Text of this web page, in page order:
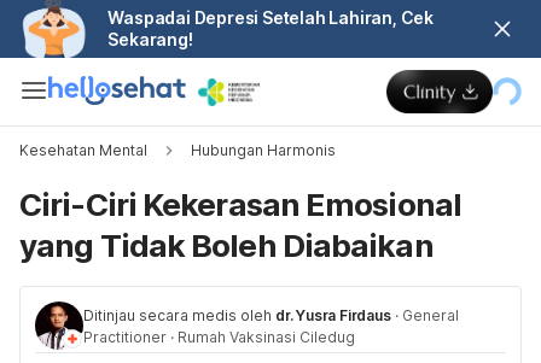
Waspadai Depresi Setelah Lahiran, Cek
Sekarang!
Kesehatan Mental Hubungan Harmonis
Ciri-Ciri Kekerasan Emosional
yang Tidak Boleh Diabaikan
Ditinjau secara medis oleh dr. Yusra Firdaus · General
Practitioner · Rumah Vaksinasi Ciledug